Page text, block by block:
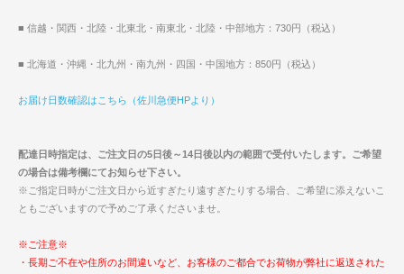
■ 信越・関西・北陸・北東北・南東北・北陸・中部地方：730円（税込）
■ 北海道・沖縄・北九州・南九州・四国・中国地方：850円（税込）
お届け日数確認はこちら（佐川急便HPより）
配達日時指定は、ご注文日の5日後～14日後以内の範囲で受付いたします。ご希望
の場合は備考欄にてお知らせ下さい。
※ご指定日時がご注文日から近すぎたり遠すぎたりする場合、ご希望に添えないこ
ともございますので予めご了承くださいませ。
※ご注意※
・長期ご不在や住所のお間違いなど、お客様のご都合でお荷物が弊社に返送された